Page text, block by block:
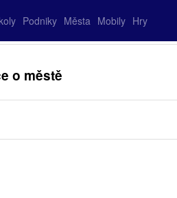
Podniky Města Mobily Hry
o městě